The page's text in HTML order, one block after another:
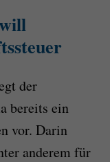
der
bereits ein
vor. Darin
anderem für